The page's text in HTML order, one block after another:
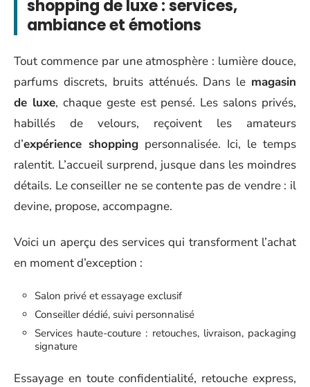
shopping de luxe : services,
ambiance et émotions
Tout commence par une atmosphère : lumière douce,
parfums discrets, bruits atténués. Dans le magasin
de luxe, chaque geste est pensé. Les salons privés,
habillés de velours, reçoivent les amateurs
d’expérience shopping personnalisée. Ici, le temps
ralentit. L’accueil surprend, jusque dans les moindres
détails. Le conseiller ne se contente pas de vendre : il
devine, propose, accompagne.
Voici un aperçu des services qui transforment l’achat
en moment d’exception :
Salon privé et essayage exclusif
Conseiller dédié, suivi personnalisé
Services haute-couture : retouches, livraison, packaging
signature
Essayage en toute confidentialité, retouche express,